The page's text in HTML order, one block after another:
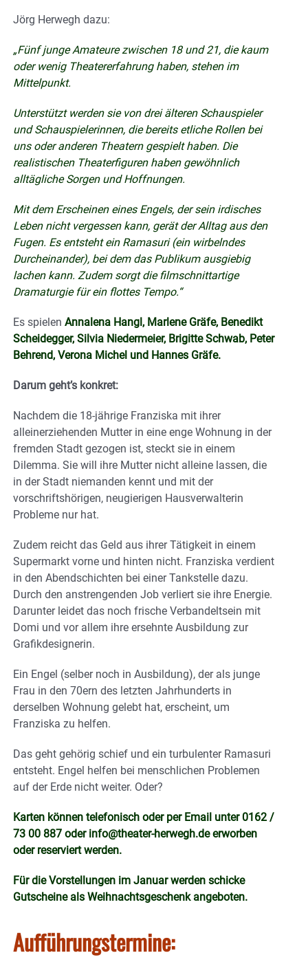
Jörg Herwegh dazu:
„Fünf junge Amateure zwischen 18 und 21, die kaum
oder wenig Theatererfahrung haben, stehen im
Mittelpunkt.
Unterstützt werden sie von drei älteren Schauspieler
und Schauspielerinnen, die bereits etliche Rollen bei
uns oder anderen Theatern gespielt haben. Die
realistischen Theaterfiguren haben gewöhnlich
alltägliche Sorgen und Hoffnungen.
Mit dem Erscheinen eines Engels, der sein irdisches
Leben nicht vergessen kann, gerät der Alltag aus den
Fugen. Es entsteht ein Ramasuri (ein wirbelndes
Durcheinander), bei dem das Publikum ausgiebig
lachen kann. Zudem sorgt die filmschnittartige
Dramaturgie für ein flottes Tempo.“
Es spielen Annalena Hangl, Marlene Gräfe, Benedikt
Scheidegger, Silvia Niedermeier, Brigitte Schwab, Peter
Behrend, Verona Michel und Hannes Gräfe.
Darum geht’s konkret:
Nachdem die 18-jährige Franziska mit ihrer
alleinerziehenden Mutter in eine enge Wohnung in der
fremden Stadt gezogen ist, steckt sie in einem
Dilemma. Sie will ihre Mutter nicht alleine lassen, die
in der Stadt niemanden kennt und mit der
vorschriftshörigen, neugierigen Hausverwalterin
Probleme nur hat.
Zudem reicht das Geld aus ihrer Tätigkeit in einem
Supermarkt vorne und hinten nicht. Franziska verdient
in den Abendschichten bei einer Tankstelle dazu.
Durch den anstrengenden Job verliert sie ihre Energie.
Darunter leidet das noch frische Verbandeltsein mit
Domi und vor allem ihre ersehnte Ausbildung zur
Grafikdesignerin.
Ein Engel (selber noch in Ausbildung), der als junge
Frau in den 70ern des letzten Jahrhunderts in
derselben Wohnung gelebt hat, erscheint, um
Franziska zu helfen.
Das geht gehörig schief und ein turbulenter Ramasuri
entsteht. Engel helfen bei menschlichen Problemen
auf der Erde nicht weiter. Oder?
Karten können telefonisch oder per Email unter 0162 /
73 00 887 oder info@theater-herwegh.deerworben
oder reserviert werden.
Für die Vorstellungen im Januar werden schicke
Gutscheine als Weihnachtsgeschenk angeboten.
Aufführungstermine: